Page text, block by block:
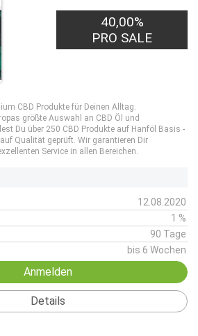
40,00%
PRO SALE
CBD Produkte für Deinen Alltag.
größte Auswahl an CBD Öl und
Du über 250 CBD Produkte auf Hanföl Basis -
Qualität geprüft. Wir garantieren Dir
Service in allen Bereichen.
12.08.2020
1 %
90 Tage
bis 6 Wochen
Anmelden
Details